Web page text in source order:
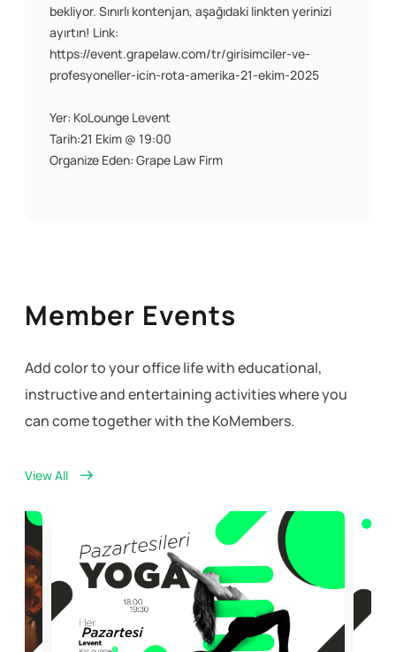
bekliyor. Sınırlı kontenjan, aşağıdaki linkten yerinizi
ayırtın! Link:
https://event.grapelaw.com/tr/girisimciler-ve-
profesyoneller-icin-rota-amerika-21-ekim-2025
Yer: KoLounge Levent
Tarih:21 Ekim @ 19:00
Organize Eden: Grape Law Firm
Member Events
Add color to your office life with educational,
instructive and entertaining activities where you
can come together with the KoMembers.
View All